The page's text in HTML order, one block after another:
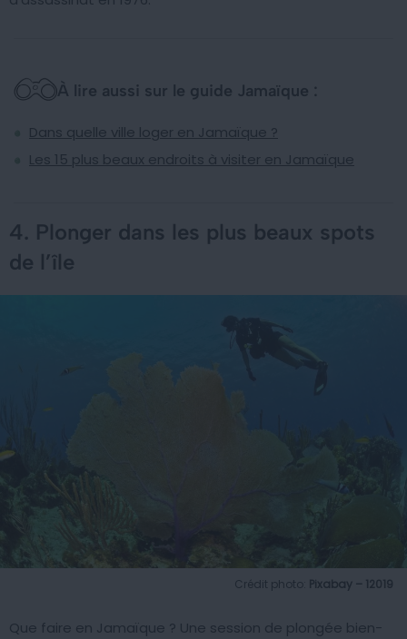
À lire aussi sur le guide Jamaïque :
Dans quelle ville loger en Jamaïque ?
Les 15 plus beaux endroits à visiter en Jamaïque
4. Plonger dans les plus beaux spots
de l’île
Crédit photo: Pixabay – 12019
Que faire en Jamaïque ? Une session de plongée bien-